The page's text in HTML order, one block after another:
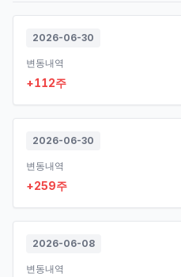
2026-06-30
변동내역
+112주
2026-06-30
변동내역
+259주
2026-06-08
변동내역